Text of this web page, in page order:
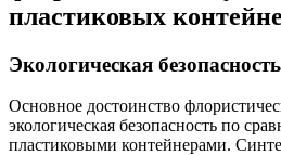
пластиковых
Экологическая безопасность
Основное достоинство
экологическая безопасность по
пластиковыми контейнерами.